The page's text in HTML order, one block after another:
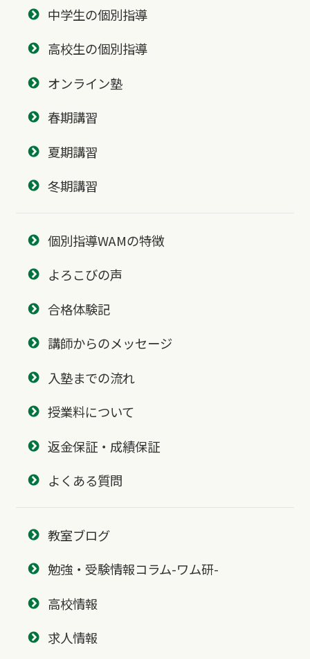
中学生の個別指導
高校生の個別指導
オンライン塾
春期講習
夏期講習
冬期講習
個別指導WAMの特徴
よろこびの声
合格体験記
講師からのメッセージ
入塾までの流れ
授業料について
返金保証・成績保証
よくある質問
教室ブログ
勉強・受験情報コラム-ワム研-
高校情報
求人情報